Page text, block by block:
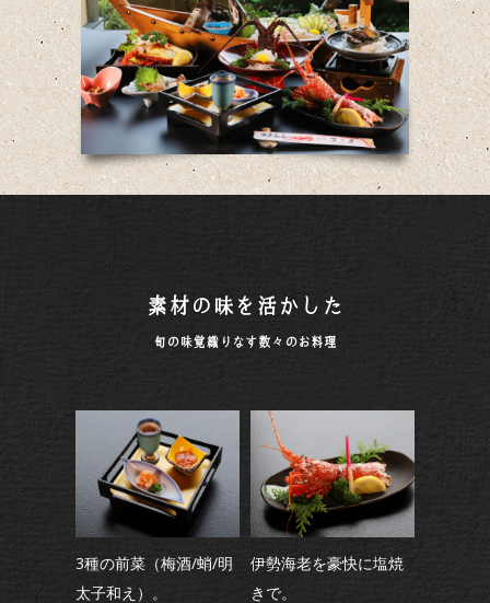
素材の味を活かした
旬の味覚織りなす数々のお料理
3種の前菜（梅酒/蛸/明
太子和え）。
伊勢海老を豪快に塩焼
きで。